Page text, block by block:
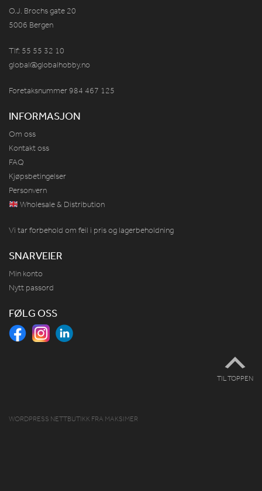
O.J. Brochs gate 20
5006 Bergen
Tlf: 55 55 32 10
global@globalhobby.no
Foretaksnummer 984 467 125
INFORMASJON
Om oss
Kontakt oss
FAQ
Kjøpsbetingelser
Personvern
Wholesale & Distribution
Vi tar forbehold om feil i pris og lagerbeholdning
SNARVEIER
Min konto
Nytt passord
FØLG OSS
TIL TOPPEN
WORDPRESS NETTBUTIKK FRA MAKSIMER